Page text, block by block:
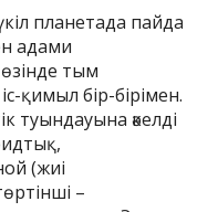
планетада пайда
адами
тым
қимыл бір-бірімен.
туындауына әкелді
(жиі
–